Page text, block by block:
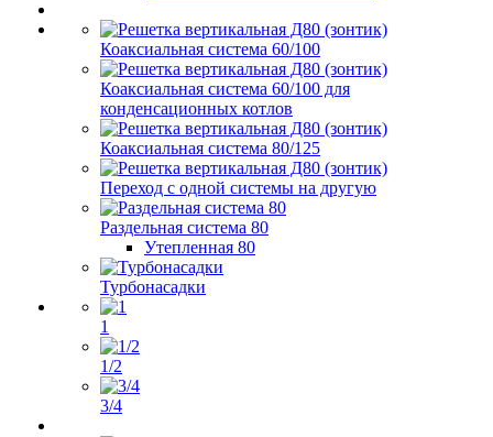
Коаксиальная система 60/100
Коаксиальная система 60/100 для
конденсационных котлов
Коаксиальная система 80/125
Переход с одной системы на другую
Раздельная система 80
Утепленная 80
Турбонасадки
1
1/2
3/4